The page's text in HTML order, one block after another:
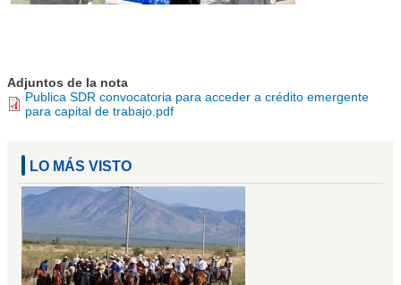
Adjuntos de la nota
Publica SDR convocatoria para acceder a crédito emergente
para capital de trabajo.pdf
LO MÁS VISTO